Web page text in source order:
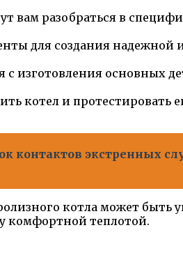
вам разобраться в
для создания надежной
изготовления основных
котел и протестировать
контактов экстренных
котла может быть
комфортной теплотой.